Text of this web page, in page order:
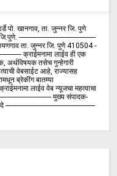
पो. खानगाव, ता. जुन्नर जि. पुणे
------------------------------------------
ता. जुन्नर जि. पुणे 410504 -
क्राईमनामा लाईव ही एक
अर्थविषयक तसेच गुन्हेगारी
वेबसाईट आहे, राज्यासह
ब्रेकींग बातम्या
लाईव वेब न्यूजचा महत्वाचा
मुख्य संपादक-